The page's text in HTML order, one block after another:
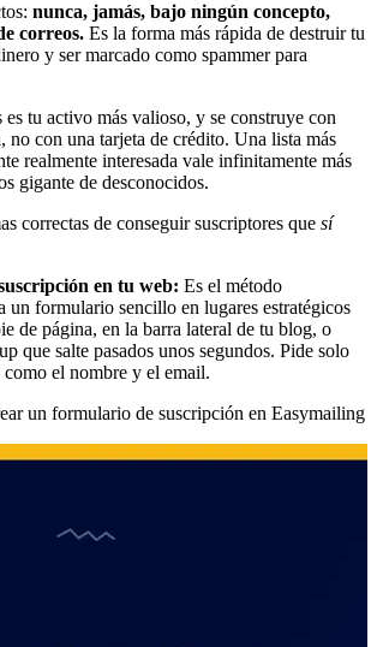
nunca, jamás, bajo ningún concepto,
correos. Es la forma más rápida de destruir tu
y ser marcado como spammer para
es tu activo más valioso, y se construye con
no con una tarjeta de crédito. Una lista más
realmente interesada vale infinitamente más
gigante de desconocidos.
correctas de conseguir suscriptores que sí
en tu web: Es el método
un formulario sencillo en lugares estratégicos
de página, en la barra lateral de tu blog, o
que salte pasados unos segundos. Pide solo
como el nombre y el email.
un formulario de suscripción en Easymailing